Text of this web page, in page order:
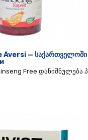
Aversi — საქართველოში
Free დანიშნულება